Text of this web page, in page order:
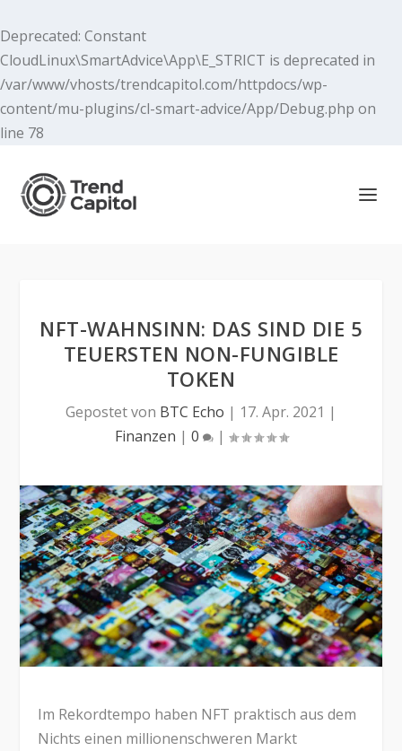
Deprecated: Constant
CloudLinux\SmartAdvice\App\E_STRICT is deprecated in
/var/www/vhosts/trendcapitol.com/httpdocs/wp-
content/mu-plugins/cl-smart-advice/App/Debug.php on
line 78
NFT-WAHNSINN: DAS SIND DIE 5
TEUERSTEN NON-FUNGIBLE
TOKEN
Gepostet von BTC Echo | 17. Apr. 2021 |
Finanzen | 0 |
Im Rekordtempo haben NFT praktisch aus dem
Nichts einen millionenschweren Markt